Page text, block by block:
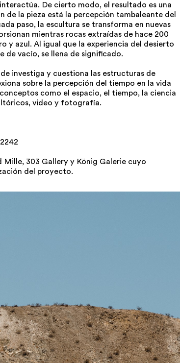
De cierto modo, el resultado es una
de la pieza está la percepción tambaleante del
paso, la escultura se transforma en nuevas
mientras rocas extraídas de hace 200
y azul. Al igual que la experiencia del desierto
de vacío, se llena de significado.
investiga y cuestiona las estructuras de
sobre la percepción del tiempo en la vida
como el espacio, el tiempo, la ciencia
video y fotografía.
Mille, 303 Gallery y König Galerie cuyo
del proyecto.